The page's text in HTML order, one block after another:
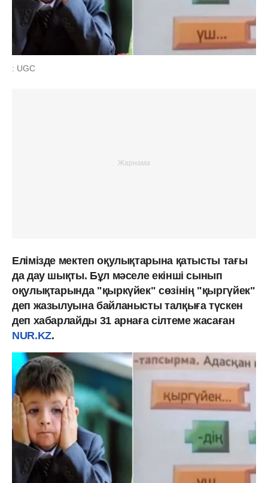
: UGC
Елімізде мектеп оқулықтарына қатысты тағы
да дау шықты. Бұл мәселе екінші сынып
оқулықтарында "қыркүйек" сөзінің "қыргүйек"
деп жазылуына байланысты талқыға түскен
деп хабарлайды 31 арнаға сілтеме жасаған
NUR.KZ.